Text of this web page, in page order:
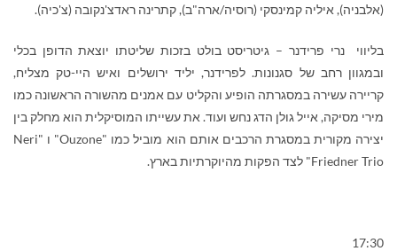
(אלבניה), איליה קמינסקי (רוסיה/ארה"ב), קתרינה ראדצ'נקובה (צ'כיה).
בליווי נרי פרידנר – גיטריסט בולט בזכות שליטתו יוצאת הדופן בכלי
ובמגוון רחב של סגנונות. לפרידנר, יליד ירושלים ואיש היי-טק מצליח,
קריירה עשירה במסגרתה הופיע והקליט עם אמנים מהשורה הראשונה כמו
מירי מסיקה, אייל גולן הדג נחש ועוד. את עשייתו המוסיקלית הוא מחלק בין
יצירה מקורית במסגרת הרכבים אותם הוא מוביל כמו "Ouzone" ו "Neri
Friedner Trio" לצד הפקות מהיוקרתיות בארץ.
17:30